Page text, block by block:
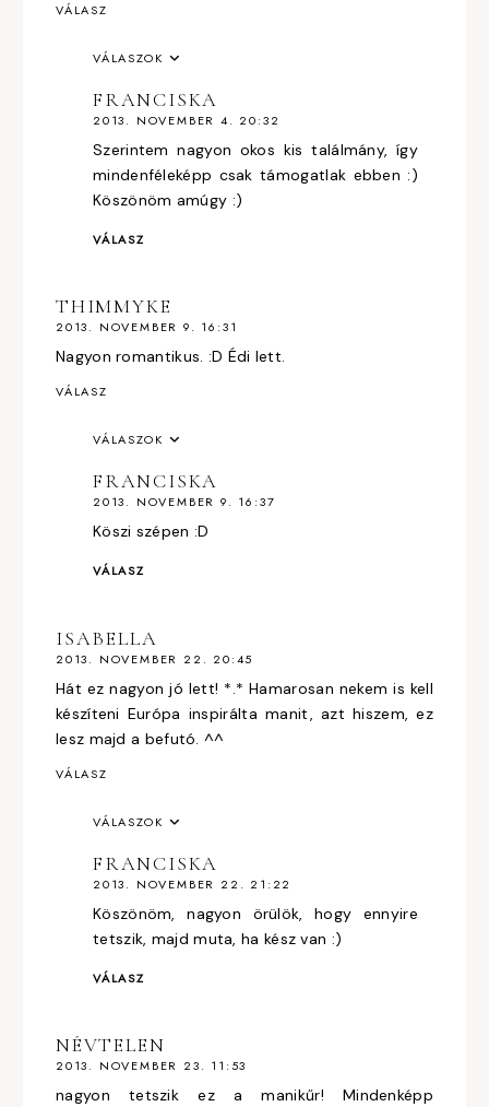
VÁLASZ
VÁLASZOK
FRANCISKA
2013. NOVEMBER 4. 20:32
Szerintem nagyon okos kis találmány, így
mindenféleképp csak támogatlak ebben :)
Köszönöm amúgy :)
VÁLASZ
THIMMYKE
2013. NOVEMBER 9. 16:31
Nagyon romantikus. :D Édi lett.
VÁLASZ
VÁLASZOK
FRANCISKA
2013. NOVEMBER 9. 16:37
Köszi szépen :D
VÁLASZ
ISABELLA
2013. NOVEMBER 22. 20:45
Hát ez nagyon jó lett! *.* Hamarosan nekem is kell
készíteni Európa inspirálta manit, azt hiszem, ez
lesz majd a befutó. ^^
VÁLASZ
VÁLASZOK
FRANCISKA
2013. NOVEMBER 22. 21:22
Köszönöm, nagyon örülök, hogy ennyire
tetszik, majd muta, ha kész van :)
VÁLASZ
NÉVTELEN
2013. NOVEMBER 23. 11:53
nagyon tetszik ez a manikűr! Mindenképp